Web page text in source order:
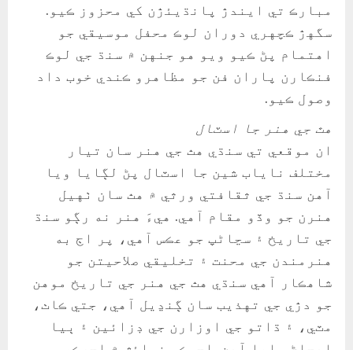
مبارڪ تي ايندڙ پانڌيئڙن کي محزوز ڪيو.
سگهڙ ڪچهري دوران لوڪ محفل موسيقي جو
اهتمام پڻ ڪيو ويو هو جنهن ۾ سنڌ جي لوڪ
فنڪارن پاران فن جو مظاهرو ڪندي خوب داد
وصول ڪيو.
هٿ جي هنر جا اسٽال
ان موقعي تي سنڌي هٿ جي هنر سان تيار
مختلف ناياب شين جا اسٽال پڻ لڳايا ويا
آهن سنڌ جي ثقافتي ورثي ۾ هٿ سان ٺهيل
هنرن جو وڏو مقام آهي. هيءَ هنر نه رڳو سنڌ
جي تاريخ ۽ سڃاڻپ جو عڪس آهي، پر اڄ به
هنرمندن جي محنت ۽ تخليقي صلاحيتن جو
شاهڪار آهي سنڌي هٿ جي هنر جي تاريخ موهن
جو دڙي جي تهذيب سان ڳنڍيل آهي، جتي ڪاٺ،
مٽي، ۽ ڌاتو جي اوزارن جي ڊزائين ۽ ٻيا